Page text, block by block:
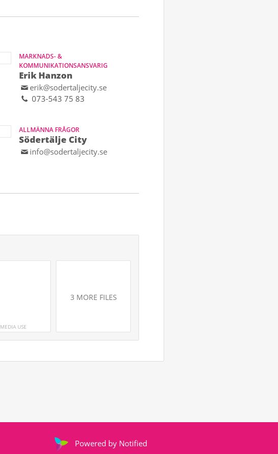
MARKNADS- &
KOMMUNIKATIONSANSVARIG
Erik Hanzon
erik@sodertaljecity.se
073-543 75 83
ALLMÄNNA FRÅGOR
Södertälje City
info@sodertaljecity.se
MEDIA USE
3 MORE FILES
Powered by Notified